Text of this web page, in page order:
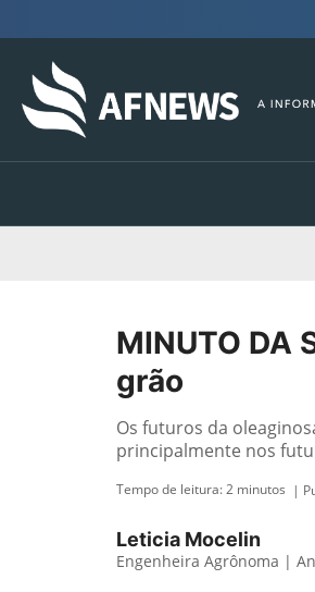
MINUTO DA
grão
Os futuros da
principalmente nos
Tempo de leitura:2 minutos |
Leticia Mocelin
Engenheira Agrônoma |